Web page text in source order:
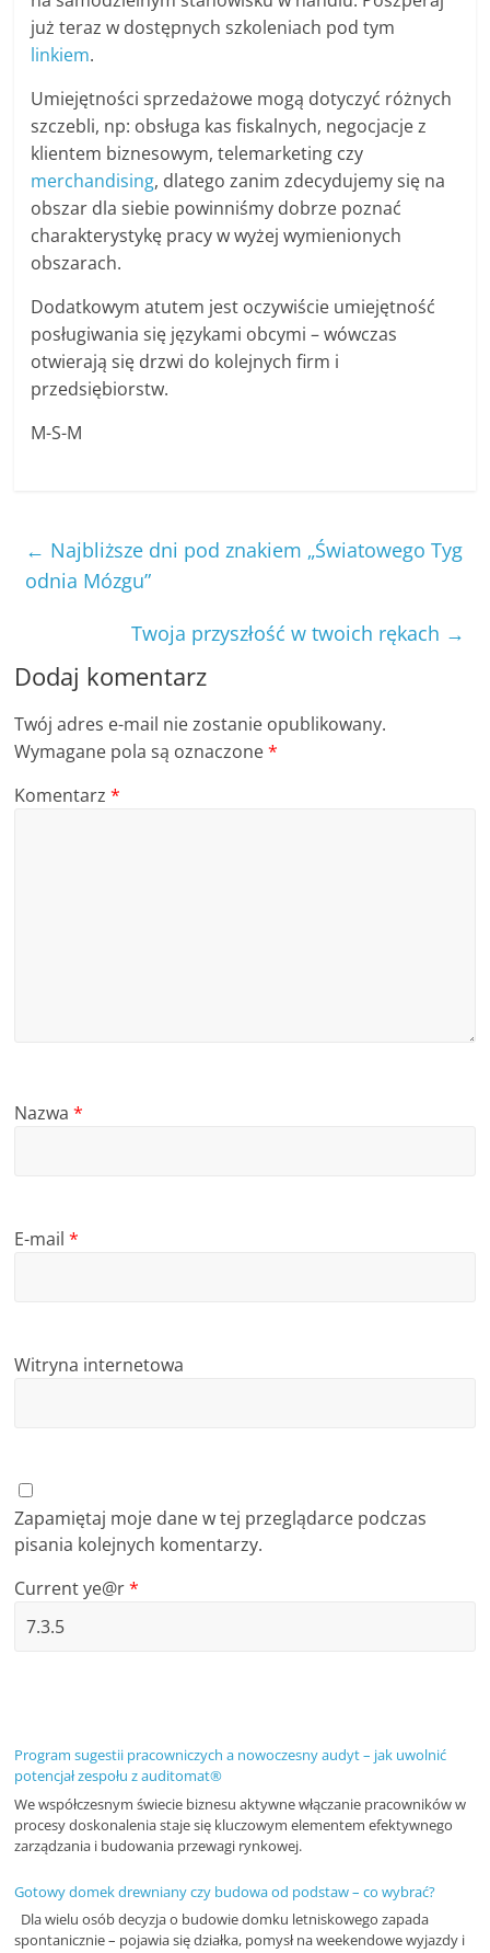
już teraz w dostępnych szkoleniach pod tym
linkiem.
Umiejętności sprzedażowe mogą dotyczyć różnych
szczebli, np: obsługa kas fiskalnych, negocjacje z
klientem biznesowym, telemarketing czy
merchandising, dlatego zanim zdecydujemy się na
obszar dla siebie powinniśmy dobrze poznać
charakterystykę pracy w wyżej wymienionych
obszarach.
Dodatkowym atutem jest oczywiście umiejętność
posługiwania się językami obcymi – wówczas
otwierają się drzwi do kolejnych firm i
przedsiębiorstw.
M-S-M
← Najbliższe dni pod znakiem „Światowego Tyg
odnia Mózgu”
Twoja przyszłość w twoich rękach →
Dodaj komentarz
Twój adres e-mail nie zostanie opublikowany.
Wymagane pola są oznaczone*
Komentarz*
Nazwa*
E-mail*
Witryna internetowa
Zapamiętaj moje dane w tej przeglądarce podczas
pisania kolejnych komentarzy.
Current ye@r*
Program sugestii pracowniczych a nowoczesny audyt – jak uwolnić
potencjał zespołu z auditomat®
We współczesnym świecie biznesu aktywne włączanie pracowników w
procesy doskonalenia staje się kluczowym elementem efektywnego
zarządzania i budowania przewagi rynkowej.
Gotowy domek drewniany czy budowa od podstaw – co wybrać?
Dla wielu osób decyzja o budowie domku letniskowego zapada
spontanicznie – pojawia się działka, pomysł na weekendowe wyjazdy i